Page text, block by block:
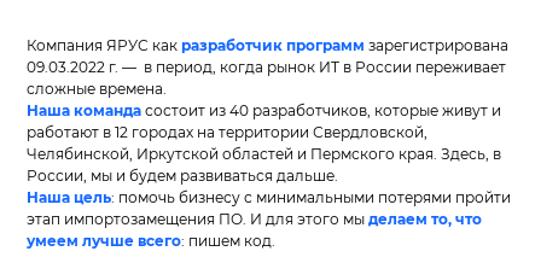
Компания ЯРУС какразработчик программ зарегистрирована
09.03.2022 г. — в период, когда рынок ИТ в России переживает
сложные времена.
Наша команда состоит из 40 разработчиков, которые живут и
работают в 12 городах на территории Свердловской,
Челябинской, Иркутской областей и Пермского края. Здесь, в
России, мы и будем развиваться дальше.
Наша цель: помочь бизнесу с минимальными потерями пройти
этап импортозамещения ПО. И для этого мыделаем то, что
умеем лучше всего: пишем код.